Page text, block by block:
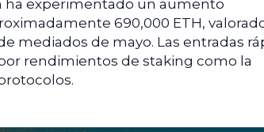
ha experimentado un aumento
690,000 ETH,
mediados de mayo. Las entradas
rendimientos de staking como la